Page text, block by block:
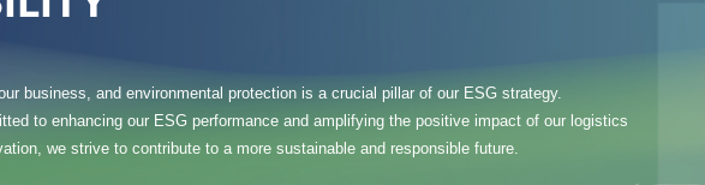
business, and environmental protection is a crucial pillar of our ESG strategy.
to enhancing our ESG performance and amplifying the positive impact of our logistics
we strive to contribute to a more sustainable and responsible future.